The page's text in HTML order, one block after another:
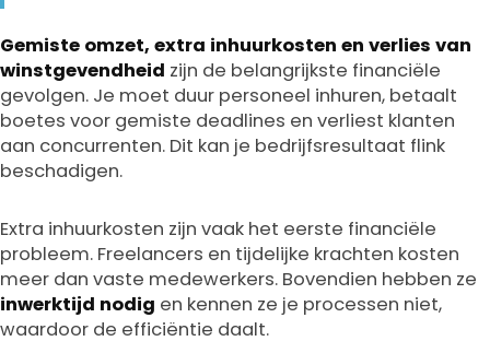
Gemiste omzet, extra inhuurkosten en verlies van
winstgevendheid zijn de belangrijkste financiële
gevolgen. Je moet duur personeel inhuren, betaalt
boetes voor gemiste deadlines en verliest klanten
aan concurrenten. Dit kan je bedrijfsresultaat flink
beschadigen.
Extra inhuurkosten zijn vaak het eerste financiële
probleem. Freelancers en tijdelijke krachten kosten
meer dan vaste medewerkers. Bovendien hebben ze
inwerktijd nodig en kennen ze je processen niet,
waardoor de efficiëntie daalt.